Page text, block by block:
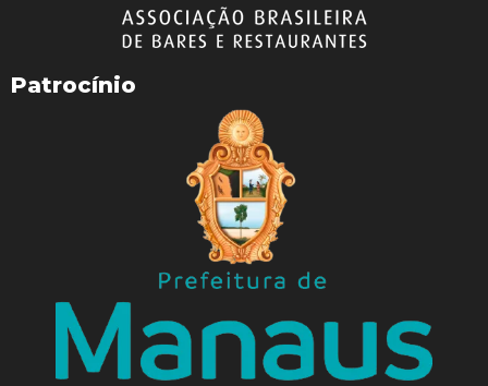
Patrocínio
Facebook
Telegram